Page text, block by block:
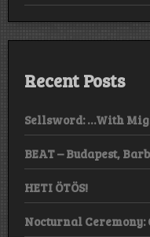
Recent Posts
Sellsword: …With
BEAT – Budapest,
HETI ÖTÖS!
Nocturnal Ceremony: